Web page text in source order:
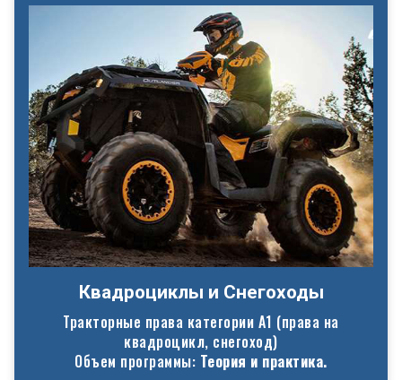
Квадроциклы и Снегоходы
Тракторные права категории А1 (права на
квадроцикл, снегоход)
Объем программы: Теория и практика.